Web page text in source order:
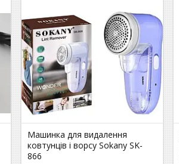
Машинка для видалення
ковтунців і ворсу Sokany SK-
866